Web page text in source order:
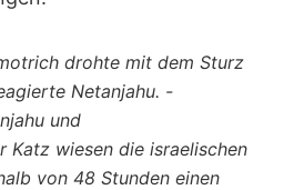
drohte mit dem Sturz
Netanjahu. -
und
Katz wiesen die israelischen
von 48 Stunden einen